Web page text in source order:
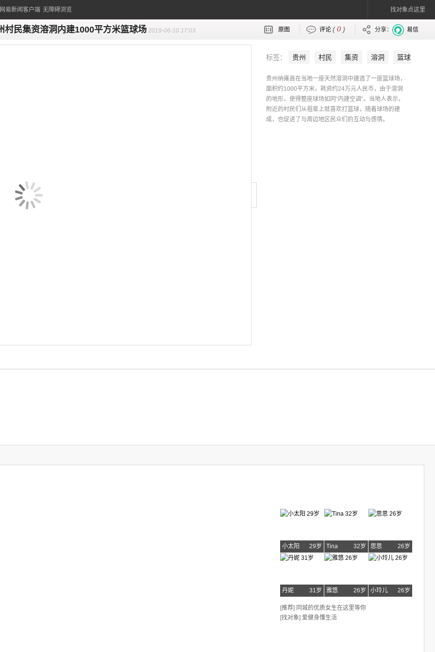
易新闻客户端 无障碍浏览 找对象点这里
村民集资溶洞内建1000平方米篮球场 2019-06-10 17:03 原图 评论 (0 ) 分享： 易信
标签： 贵州 村民 集资 溶洞
篮球
贵州纳雍县在当地一座天然溶洞中建造了一座篮球场，
面积约1000平方米，耗资约24万元人民币，由于溶洞
的地形，使得整座球场如同“内建空调“。当地人表示，
附近的村民们从祖辈上就喜欢打篮球，随着球场的建
成，也促进了与周边地区民众们的互动与感情。
小太阳 29岁 Tina 32岁 思思 26岁
丹妮 31岁 雅悠 26岁 小玲儿 26岁
[推荐] 同城的优质女生在这里等你
[找对象] 爱健身懂生活